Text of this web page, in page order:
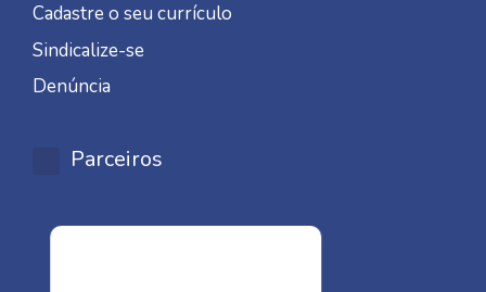
Cadastre o seu currículo
Sindicalize-se
Denúncia
Parceiros